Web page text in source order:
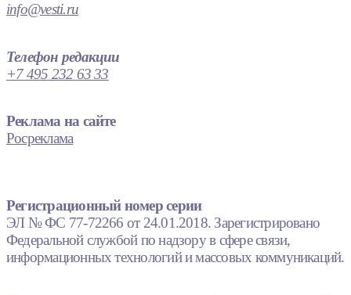
info@vesti.ru
Телефон редакции
+7 495 232 63 33
Реклама на сайте
Росреклама
Регистрационный номер серии
ЭЛ № ФС 77-72266 от 24.01.2018. Зарегистрировано
Федеральной службой по надзору в сфере связи,
информационных технологий и массовых коммуникаций.